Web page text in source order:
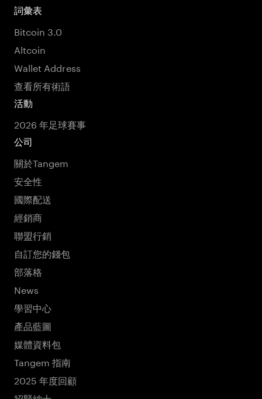
詞彙表
Bitcoin 3.0
Altcoin
Wallet Address
查看所有術語
活動
2026 年足球賽事
公司
關於Tangem
安全性
國際配送
經銷商
聯盟行銷
自訂您的錢包
部落格
News
學習中心
產品藍圖
媒體資料包
Tangem 指南
2025 年度回顧